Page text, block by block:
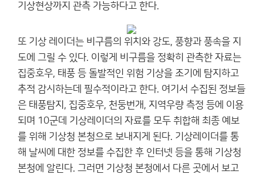
기상현상까지 관측 가능하다고 한다.
또 기상 레이더는 비구름의 위치와 강도, 풍향과 풍속을 지
도에 그릴 수 있다. 이렇게 비구름을 정확히 관측한 자료는
집중호우, 태풍 등 돌발적인 위험 기상을 조기에 탐지하고
추적 감시하는데 필수적이라고 한다. 여기서 수집된 정보들
은 태풍탐지, 집중호우, 천둥번개, 지역우량 측정 등에 이용
되며 10군데 기상레이더의 자료를 모두 취합해 최종 예보
를 위해 기상청 본청으로 보내지게 된다. 기상레이더를 통
해 날씨에 대한 정보를 수집한 후 인터넷 등을 통해 기상청
본청에 알린다. 그러면 기상청 본청에서 다른 곳에서 보고